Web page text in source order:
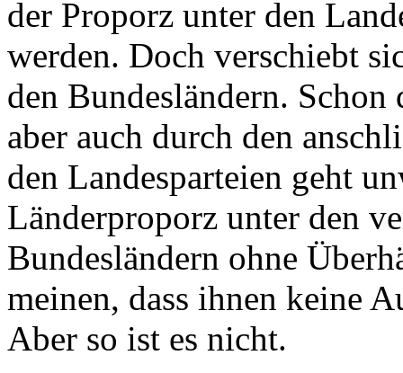
der Proporz unter den
werden. Doch verschiebt
den Bundesländern.
aber auch durch den
den Landesparteien geht
Länderproporz unter den
Bundesländern ohne
meinen, dass ihnen keine
Aber so ist es nicht.